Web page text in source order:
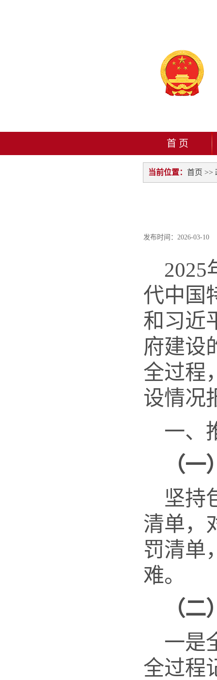
首 页
当前位置： 首页 >>
发布时间：2026-03-
2025
代中国
和习近
府建设
全过程
设情况
一、
（一
坚持
清单，
罚清单
难。
（二
一是
全过程